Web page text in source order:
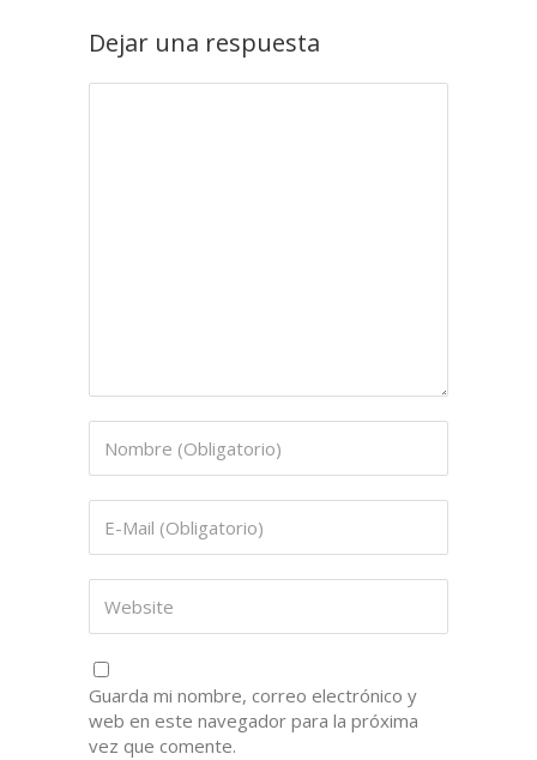
Dejar una respuesta
Guarda mi nombre, correo electrónico y
web en este navegador para la próxima
vez que comente.